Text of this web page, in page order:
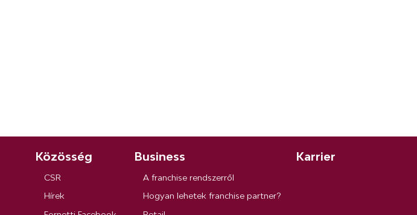
Közösség
CSR
Hírek
Business
A franchise rendszerről
Hogyan lehetek franchise partner?
Karrier